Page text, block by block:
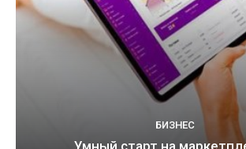
БИЗНЕС